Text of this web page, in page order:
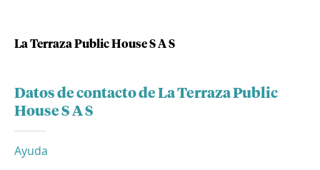
La Terraza Public House S A S
Datos de contacto de La Terraza Public
House S A S
Ayuda